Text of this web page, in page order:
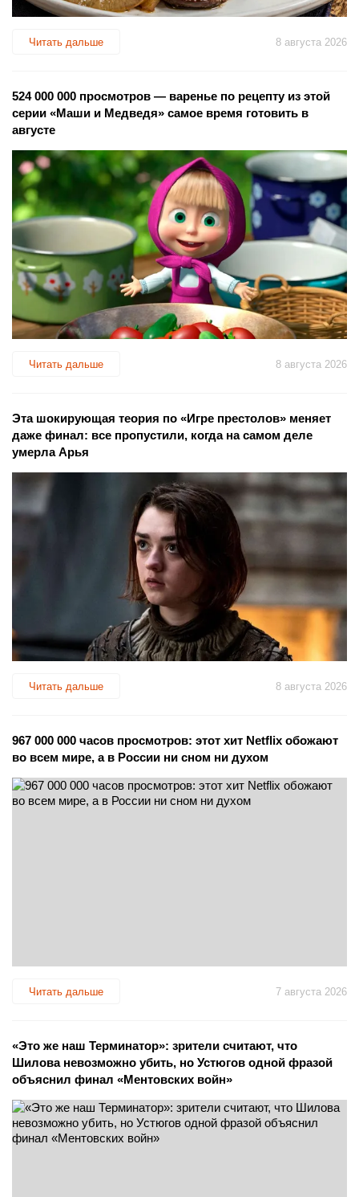
Читать дальше 8 августа 2026
524 000 000 просмотров — варенье по рецепту из этой
серии «Маши и Медведя» самое время готовить в
августе
Читать дальше 8 августа 2026
Эта шокирующая теория по «Игре престолов» меняет
даже финал: все пропустили, когда на самом деле
умерла Арья
Читать дальше 8 августа 2026
967 000 000 часов просмотров: этот хит Netflix обожают
во всем мире, а в России ни сном ни духом
Читать дальше 7 августа 2026
«Это же наш Терминатор»: зрители считают, что
Шилова невозможно убить, но Устюгов одной фразой
объяснил финал «Ментовских войн»